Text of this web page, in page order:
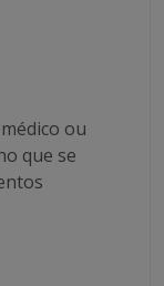
ou
que se